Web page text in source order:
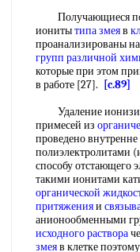
Получающиеся
ионитытипа змеяв
проанализированы на
групп различной
которые при этом
в работе [27].
[c.89]
Удаление
примесей из
проведено
полиэлектролитами
способу отстающего
такими ионитами
органической
притяженияи
анионообменными
исходного раствора
змеяв клетке